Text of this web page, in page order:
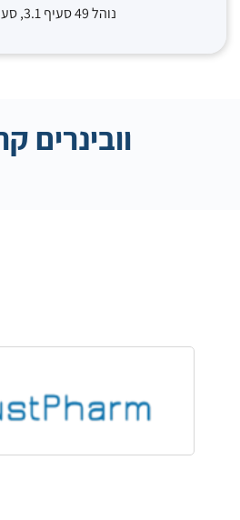
נוהל 49 סעיף 3.1, סעיף 3.2.3
וובינרים